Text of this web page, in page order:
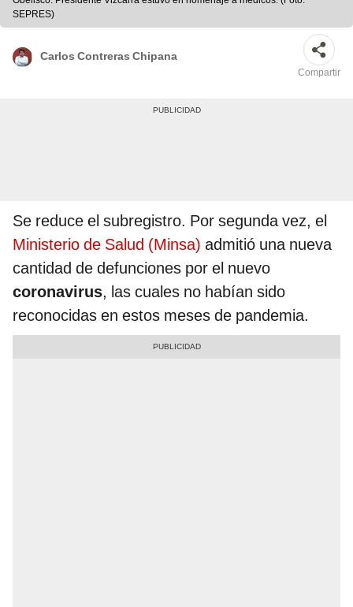
SEPRES)
Carlos Contreras Chipana
Compartir
Se reduce el subregistro. Por segunda vez, el
Ministerio de Salud (Minsa) admitió una nueva
cantidad de defunciones por el nuevo
coronavirus, las cuales no habían sido
reconocidas en estos meses de pandemia.